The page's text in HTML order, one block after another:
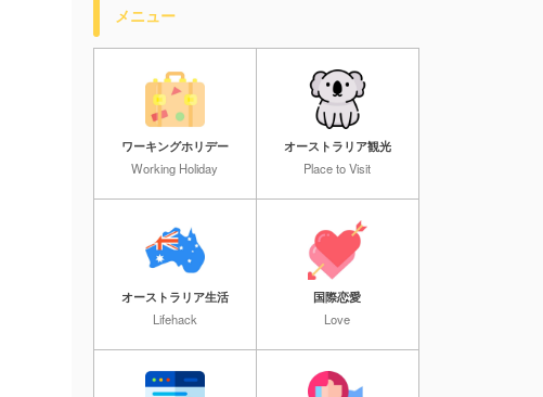
メニュー
ワーキングホリデー
Working Holiday
オーストラリア観光
Place to Visit
オーストラリア生活
Lifehack
国際恋愛
Love